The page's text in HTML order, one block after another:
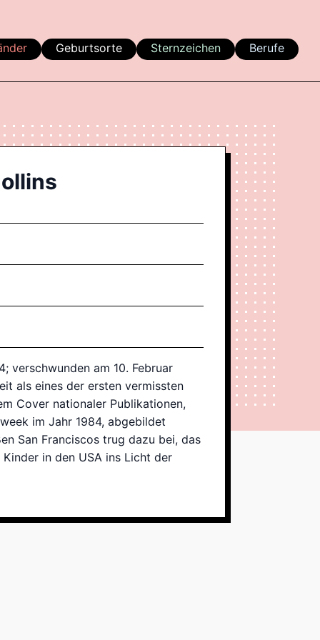
Geburtsorte Sternzeichen Berufe
verschwunden am 10. Februar
als eines der ersten vermissten
Cover nationaler Publikationen,
im Jahr 1984, abgebildet
San Franciscos trug dazu bei, das
in den USA ins Licht der